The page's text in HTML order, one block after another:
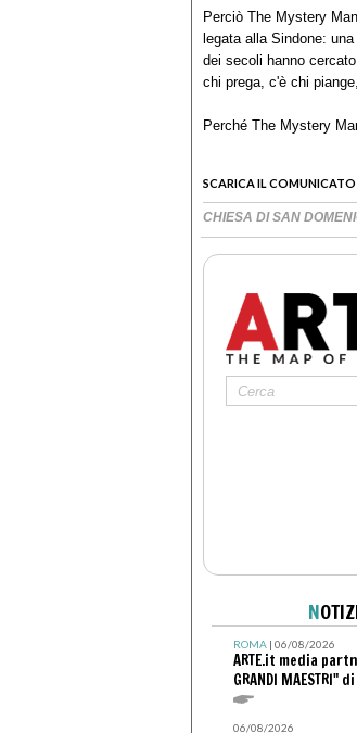
Perciò The Mystery
legata alla Sindone:
dei secoli hanno
chi prega, c'è chi
Perché The Mystery
SCARICA IL COMUNICATO
CHIESA DI SAN
N
ROMA| 06/08/2026
ARTE.it media
GRANDI MAESTRI"
06/08/2026